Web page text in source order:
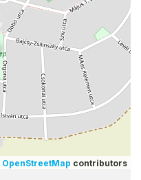
OpenStreetMap contributors